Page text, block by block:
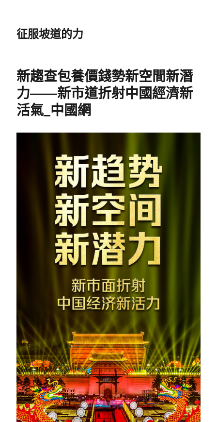
征服坡道的力
新趨查包養價錢勢新空間新潛
力——新市道折射中國經濟新
活氣_中國網